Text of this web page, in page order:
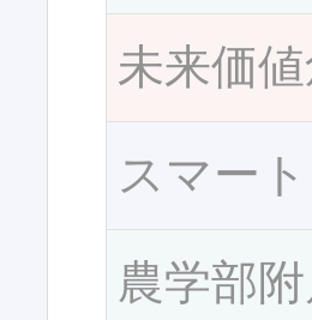
未来価
スマー
農学部